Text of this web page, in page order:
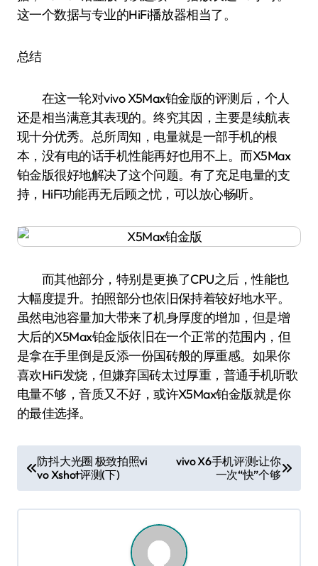
这一个数据与专业的HiFi播放器相当了。
总结
在这一轮对vivo X5Max铂金版的评测后，个人
还是相当满意其表现的。终究其因，主要是续航表
现十分优秀。总所周知，电量就是一部手机的根
本，没有电的话手机性能再好也用不上。而X5Max
铂金版很好地解决了这个问题。有了充足电量的支
持，HiFi功能再无后顾之忧，可以放心畅听。
而其他部分，特别是更换了CPU之后，性能也
大幅度提升。拍照部分也依旧保持着较好地水平。
虽然电池容量加大带来了机身厚度的增加，但是增
大后的X5Max铂金版依旧在一个正常的范围内，但
是拿在手里倒是反添一份国砖般的厚重感。如果你
喜欢HiFi发烧，但嫌弃国砖太过厚重，普通手机听歌
电量不够，音质又不好，或许X5Max铂金版就是你
的最佳选择。
章
导
防抖大光圈 极致拍照vi
vo Xshot评测(下)
vivo X6手机评测:让你
一次“快”个够